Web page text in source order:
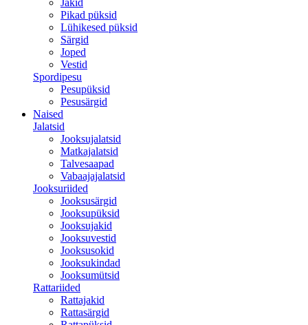
Jakid
Pikad püksid
Lühikesed püksid
Särgid
Joped
Vestid
Spordipesu
Pesupüksid
Pesusärgid
Naised
Jalatsid
Jooksujalatsid
Matkajalatsid
Talvesaapad
Vabaajajalatsid
Jooksuriided
Jooksusärgid
Jooksupüksid
Jooksujakid
Jooksuvestid
Jooksusokid
Jooksukindad
Jooksumütsid
Rattariided
Rattajakid
Rattasärgid